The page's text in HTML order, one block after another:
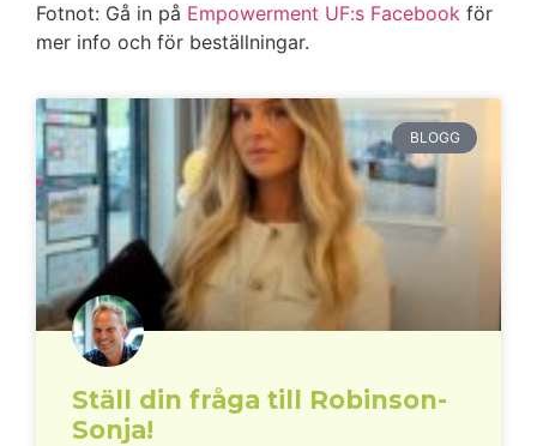
Fotnot: Gå in på Empowerment UF:s Facebook för
mer info och för beställningar.
BLOGG
Ställ din fråga till Robinson-
Sonja!